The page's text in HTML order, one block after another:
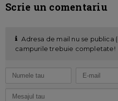
Scrie un comentariu
Adresa de mail nu se publica
campurile trebuie completate!